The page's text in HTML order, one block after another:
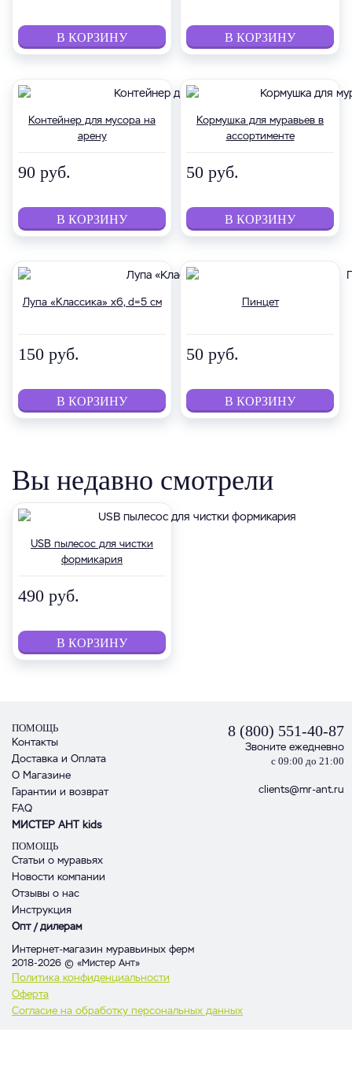
Контейнер для мусора на
арену
90 руб.
Кормушка для муравьев в
ассортименте
50 руб.
Лупа «Классика» х6, d=5 см
150 руб.
Пинцет
50 руб.
Вы недавно смотрели
USB пылесос для чистки
формикария
490 руб.
Интернет-магазин муравьиных ферм
2018-2026 © «Мистер Ант»
Политика конфиденциальности
Оферта
Согласие на обработку персональных данных
ПОМОЩЬ
Контакты
Доставка и Оплата
О Магазине
Гарантии и возврат
FAQ
МИСТЕР АНТ kids
ПОМОЩЬ
Статьи о муравьях
Новости компании
Отзывы о нас
Инструкция
Опт / дилерам
8 (800) 551-40-87
Звоните ежедневно
с 09:00 до 21:00
clients@mr-ant.ru